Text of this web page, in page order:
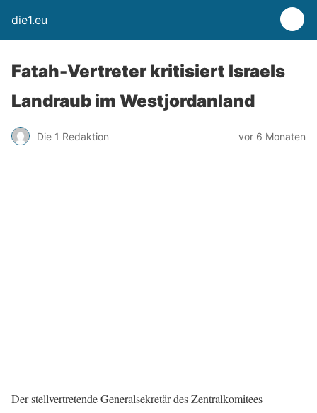
die1.eu
Fatah-Vertreter kritisiert Israels
Landraub im Westjordanland
Die 1 Redaktion vor 6 Monaten
Der stellvertretende Generalsekretär des Zentralkomitees